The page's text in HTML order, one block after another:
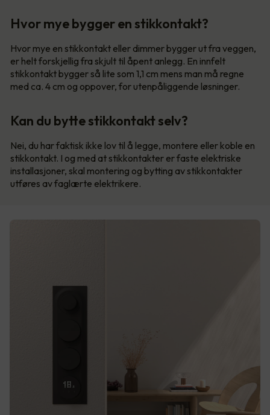
Hvor mye bygger en stikkontakt?
Hvor mye en stikkontakt eller dimmer bygger ut fra veggen,
er helt forskjellig fra skjult til åpent anlegg. En innfelt
stikkontakt bygger så lite som 1,1 cm mens man må regne
med ca. 4 cm og oppover, for utenpåliggende løsninger.
Kan du bytte stikkontakt selv?
Nei, du har faktisk ikke lov til å legge, montere eller koble en
stikkontakt. I og med at stikkontakter er faste elektriske
installasjoner, skal montering og bytting av stikkontakter
utføres av faglærte elektrikere.